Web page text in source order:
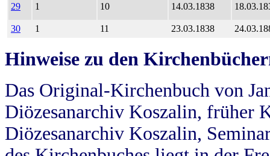
29 1 10 14.03.1838
30 1 11 23.03.1838
Hinweise zu den
Das Original-Kirchenbuch von
Diözesanarchiv Koszalin, früher
Diözesanarchiv Koszalin,